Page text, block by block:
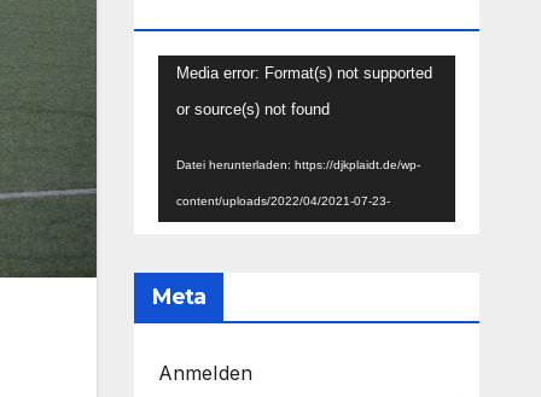
Video-
Player
Media error: Format(s) not supported
or source(s) not found
Datei herunterladen: https://djkplaidt.de/wp-
content/uploads/2022/04/2021-07-23-
Datei herunterladen: https://djkplaidt.de/wp-
Meta
Anmelden